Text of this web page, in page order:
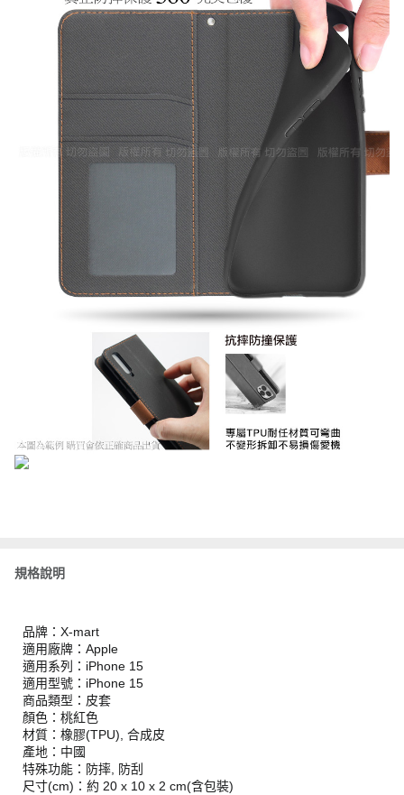
規格說明
品牌：X-mart
適用廠牌：Apple
適用系列：iPhone 15
適用型號：iPhone 15
商品類型：皮套
顏色：桃紅色
材質：橡膠(TPU), 合成皮
產地：中國
特殊功能：防摔, 防刮
尺寸(cm)：約 20 x 10 x 2 cm(含包裝)